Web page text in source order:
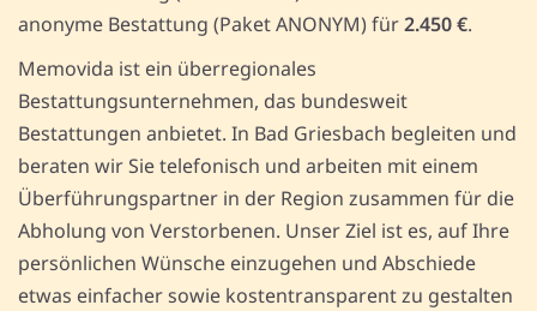
anonyme Bestattung (Paket ANONYM) für2.450 €.
Memovida ist ein überregionales
Bestattungsunternehmen, das bundesweit
Bestattungen anbietet. In Bad Griesbach begleiten und
beraten wir Sie telefonisch und arbeiten mit einem
Überführungspartner in der Region zusammen für die
Abholung von Verstorbenen. Unser Ziel ist es, auf Ihre
persönlichen Wünsche einzugehen und Abschiede
etwas einfacher sowie kostentransparent zu gestalten